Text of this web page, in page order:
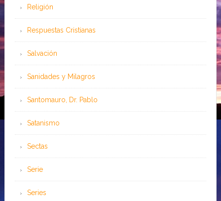
Religión
Respuestas Cristianas
Salvación
Sanidades y Milagros
Santomauro, Dr. Pablo
Satanismo
Sectas
Serie
Series